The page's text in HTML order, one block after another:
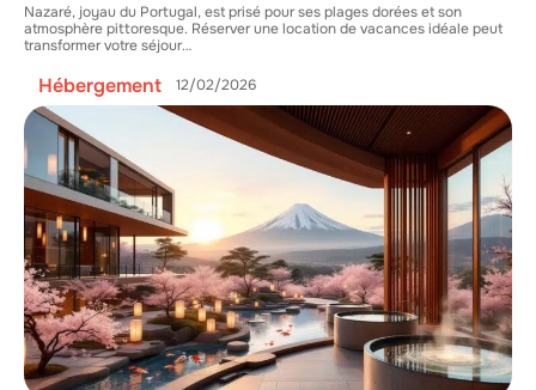
Nazaré, joyau du Portugal, est prisé pour ses plages dorées et son
atmosphère pittoresque. Réserver une location de vacances idéale peut
transformer votre séjour…
Hébergement 12/02/2026